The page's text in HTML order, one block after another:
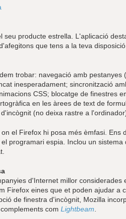
seu producte estrella. L'aplicació
que tens a la teva
trobar: navegació amb
inesperadament; sincronització
CSS; blocatge de finestres
en les àrees de text de
(no deixa rastre a
el Firefox hi posa més èmfasi.
programari espia. Inclou un
d'Internet millor
Firefox eines que et poden ajudar a
de finestra d'incògnit, Mozilla
com Lightbeam